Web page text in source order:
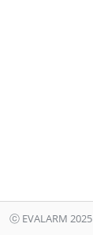
ⓒ EVALARM 2025